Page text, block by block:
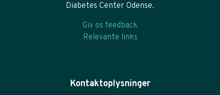
Diabetes Center Odense.
Giv os feedback
Relevante links
Kontaktoplysninger